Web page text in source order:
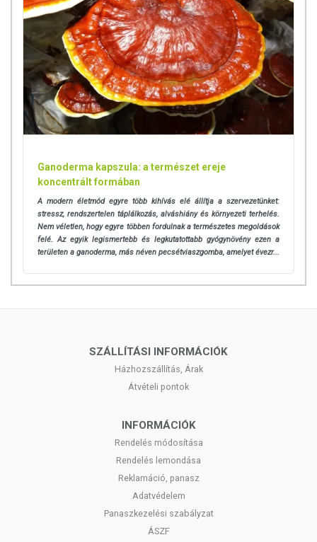
Ganoderma kapszula: a természet ereje
koncentrált formában
A modern életmód egyre több kihívás elé állítja a szervezetünket:
stressz, rendszertelen táplálkozás, alváshiány és környezeti terhelés.
Nem véletlen, hogy egyre többen fordulnak a természetes megoldások
felé. Az egyik legismertebb és legkutatottabb gyógynövény ezen a
területen a ganoderma, más néven pecsétviaszgomba, amelyet évezr...
SZÁLLÍTÁSI INFORMÁCIÓK
Házhozszállítás, Árak
Átvételi pontok
INFORMÁCIÓK
Rendelés módosítása
Rendelés lemondása
Reklamáció, panasz
Adatvédelem
Panaszkezelési szabályzat
ÁSZF